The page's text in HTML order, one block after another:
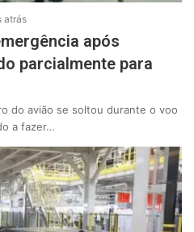
atrás
após
parcialmente para
do avião se soltou durante o voo
a fazer…